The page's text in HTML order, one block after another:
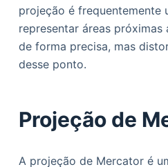
projeção é frequentemente
representar áreas
de forma precisa, mas
desse ponto.
Projeção de
A projeção de Mercator é